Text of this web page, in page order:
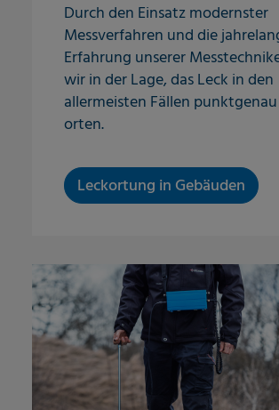
Durch den Einsatz modernster
Messverfahren und die
Erfahrung unserer
wir in der Lage, das Leck in den
allermeisten Fällen
orten.
Leckortung in Gebäuden